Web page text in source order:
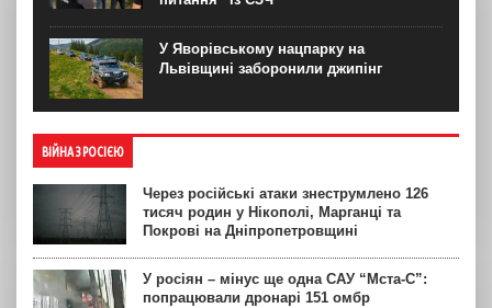
У Яворівському нацпарку на
Львівщині заборонили джипінг
ВІЙНА З РОСІЄЮ
Через російські атаки знеструмлено 126
тисяч родин у Нікополі, Марганці та
Покрові на Дніпропетровщині
У росіян – мінус ще одна САУ “Мста-С”:
попрацювали дронарі 151 омбр